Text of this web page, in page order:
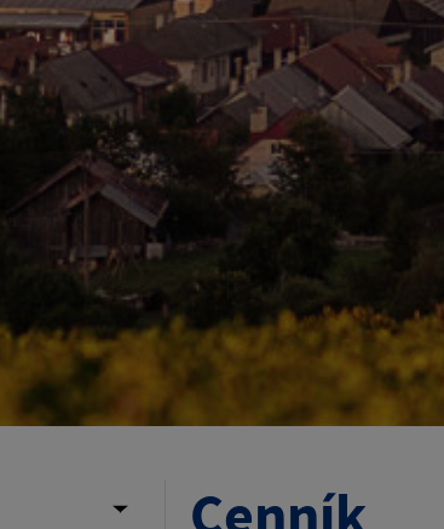
Cenník